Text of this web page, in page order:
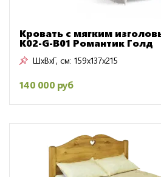
Кровать с мягким
K02-G-B01 Романтик Голд
ШxВxГ, см: 159x137x215
140 000 руб